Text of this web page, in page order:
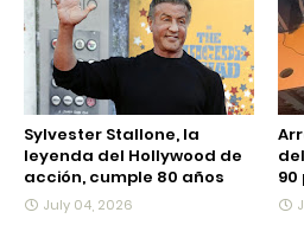
Sylvester Stallone, la
leyenda del Hollywood de
acción, cumple 80 años
July 04, 2026